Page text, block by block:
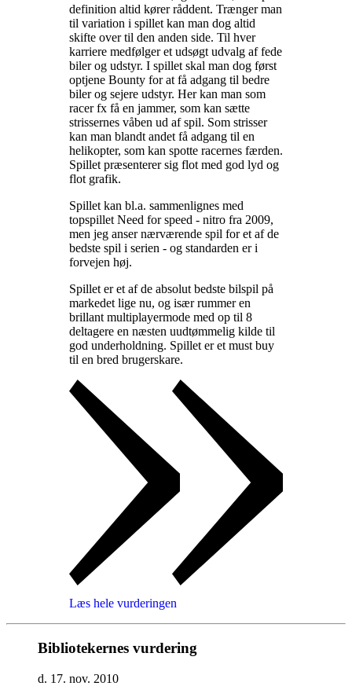
definition altid kører råddent. Trænger man
til variation i spillet kan man dog altid
skifte over til den anden side. Til hver
karriere medfølger et udsøgt udvalg af fede
biler og udstyr. I spillet skal man dog først
optjene Bounty for at få adgang til bedre
biler og sejere udstyr. Her kan man som
racer fx få en jammer, som kan sætte
strissernes våben ud af spil. Som strisser
kan man blandt andet få adgang til en
helikopter, som kan spotte racernes færden.
Spillet præsenterer sig flot med god lyd og
flot grafik.
Spillet kan bl.a. sammenlignes med
topspillet Need for speed - nitro fra 2009,
men jeg anser nærværende spil for et af de
bedste spil i serien - og standarden er i
forvejen høj.
Spillet er et af de absolut bedste bilspil på
markedet lige nu, og især rummer en
brillant multiplayermode med op til 8
deltagere en næsten uudtømmelig kilde til
god underholdning. Spillet er et must buy
til en bred brugerskare.
Læs hele vurderingen
Bibliotekernes vurdering
d. 17. nov. 2010